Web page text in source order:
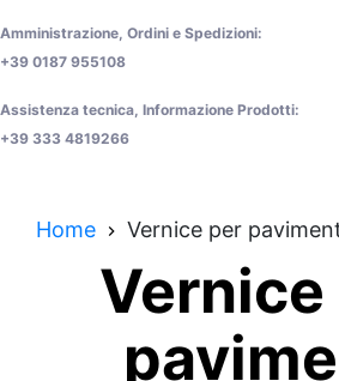
Amministrazione, Ordini e Spedizioni:
+39 0187 955108
Assistenza tecnica, Informazione Prodotti:
+39 333 4819266
Home Vernice per